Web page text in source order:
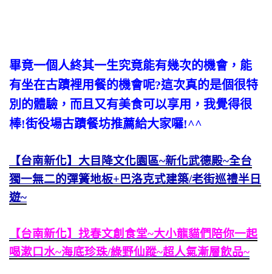
畢竟一個人終其一生究竟能有幾次的機會，能
有坐在古蹟裡用餐的機會呢?這次真的是個很特
別的體驗，而且又有美食可以享用，我覺得很
棒!街役場古蹟餐坊推薦給大家囉!^^
【台南新化】大目降文化園區~新化武德殿~全台
獨一無二的彈簧地板+巴洛克式建築/老街巡禮半日
遊~
【台南新化】找春文創食堂~大小龍貓們陪你一起
喝漱口水~海底珍珠/綠野仙蹤~超人氣漸層飲品~